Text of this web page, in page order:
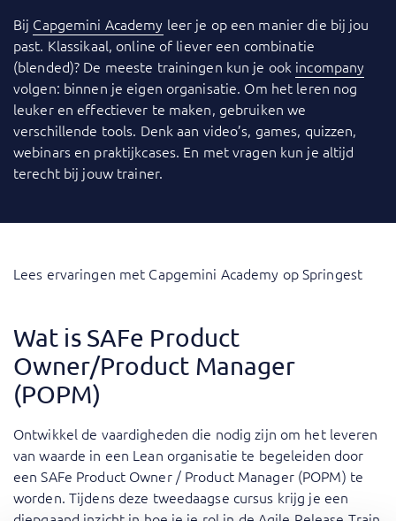
Bij Capgemini Academy leer je op een manier die bij jou
past. Klassikaal, online of liever een combinatie
(blended)? De meeste trainingen kun je ook incompany
volgen: binnen je eigen organisatie. Om het leren nog
leuker en effectiever te maken, gebruiken we
verschillende tools. Denk aan video’s, games, quizzen,
webinars en praktijkcases. En met vragen kun je altijd
terecht bij jouw trainer.
Lees ervaringen met Capgemini Academy op Springest
Wat is SAFe Product
Owner/Product Manager
(POPM)
Ontwikkel de vaardigheden die nodig zijn om het leveren
van waarde in een Lean organisatie te begeleiden door
een SAFe Product Owner / Product Manager (POPM) te
worden. Tijdens deze tweedaagse cursus krijg je een